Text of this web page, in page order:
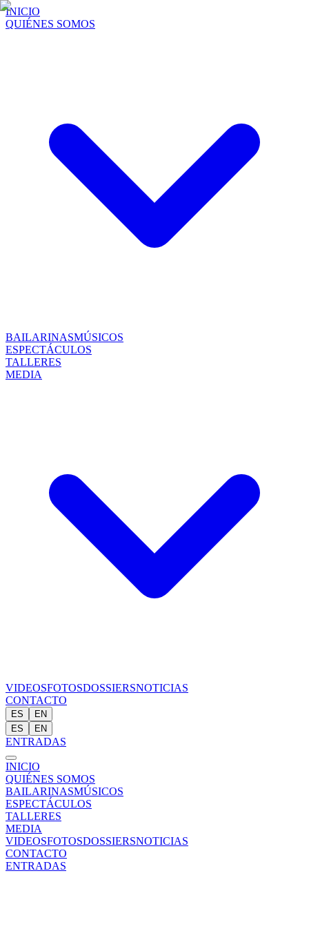
INICIO
QUIÉNES SOMOS
BAILARINASMÚSICOS
ESPECTÁCULOS
TALLERES
MEDIA
VIDEOSFOTOSDOSSIERSNOTICIAS
CONTACTO
ES
EN
ES
EN
ENTRADAS
INICIO
QUIÉNES SOMOS
BAILARINASMÚSICOS
ESPECTÁCULOS
TALLERES
MEDIA
VIDEOSFOTOSDOSSIERSNOTICIAS
CONTACTO
ENTRADAS